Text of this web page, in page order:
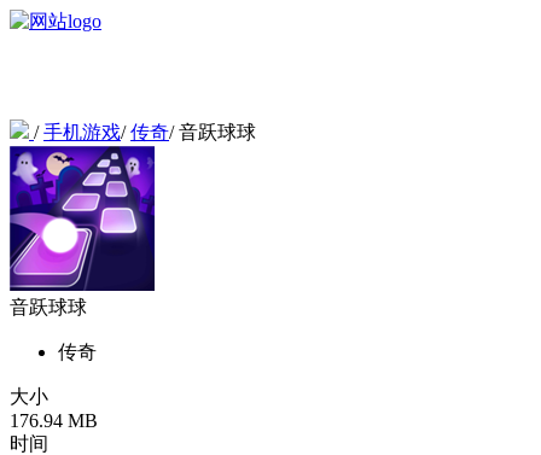
/手机游戏/传奇/音跃球球
音跃球球
传奇
大小
176.94 MB
时间